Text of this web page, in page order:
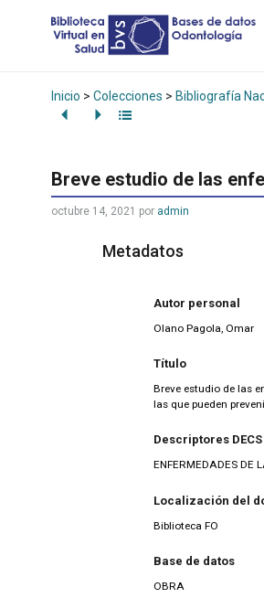
Inicio > Colecciones > Bibliografía
Breve estudio de las
octubre 14, 2021 por admin
Metadatos
Autor personal
Olano Pagola, Omar
Título
Breve estudio de las
las que pueden
Descriptores DECS
ENFERMEDADES DE
Localización del
Biblioteca FO
Base de datos
OBRA